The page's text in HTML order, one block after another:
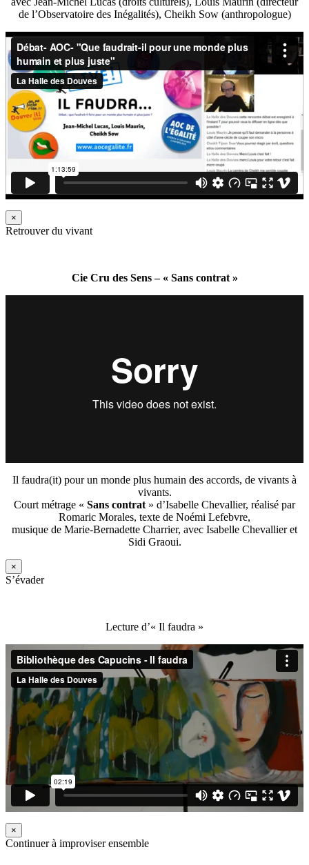
de l’Observatoire des Inégalités), Cheikh Sow (anthropologue)
×
Retrouver du vivant
Cie Cru des Sens – « Sans contrat »
Il faudra(it) pour un monde plus humain des accords, de vivants à
vivants.
Court métrage « Sans contrat » d’Isabelle Chevallier, réalisé par
Romaric Morales, texte de Noémi Lefebvre,
musique de Marie-Bernadette Charrier, avec Isabelle Chevallier et
Sidi Graoui.
×
S’évader
Lecture d’« Il faudra »
×
Continuer à improviser ensemble